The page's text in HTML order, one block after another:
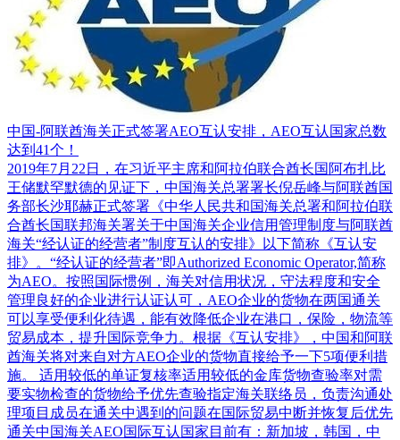
中国-阿联酋海关正式签署AEO互认安排，AEO互认国家总数
达到41个！
2019年7月22日，在习近平主席和阿拉伯联合酋长国阿布扎比
王储默罕默德的见证下，中国海关总署署长倪岳峰与阿联酋国
务部长沙耶赫正式签署《中华人民共和国海关总署和阿拉伯联
合酋长国联邦海关署关于中国海关企业信用管理制度与阿联酋
海关“经认证的经营者”制度互认的安排》以下简称《互认安
排》。“经认证的经营者”即Authorized Economic Operator,简称
为AEO。按照国际惯例，海关对信用状况，守法程度和安全
管理良好的企业进行认证认可，AEO企业的货物在两国通关
可以享受便利化待遇，能有效降低企业在港口，保险，物流等
贸易成本，提升国际竞争力。根据《互认安排》，中国和阿联
酋海关将对来自对方AEO企业的货物直接给予一下5项便利措
施。 适用较低的单证复核率适用较低的金库货物查验率对需
要实物检查的货物给予优先查验指定海关联络员，负责沟通处
理项目成员在通关中遇到的问题在国际贸易中断并恢复后优先
通关中国海关AEO国际互认国家目前有：新加坡，韩国，中